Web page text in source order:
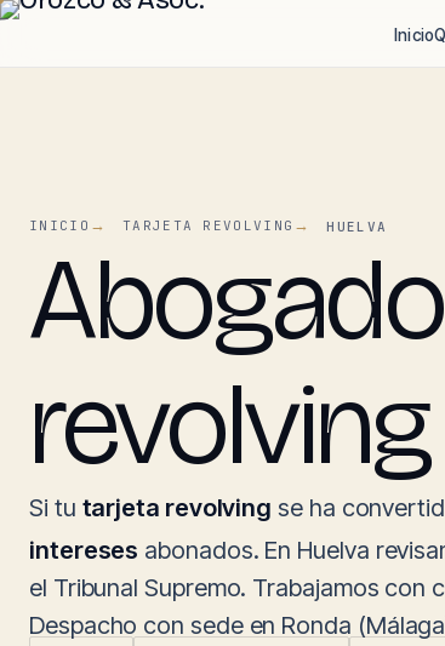
Inicio
INICIO TARJETA REVOLVING HUELVA
Si tu tarjeta revolving se ha
intereses abonados. En Huelva
el Tribunal Supremo. Trabajamos
Despacho con sede en Ronda